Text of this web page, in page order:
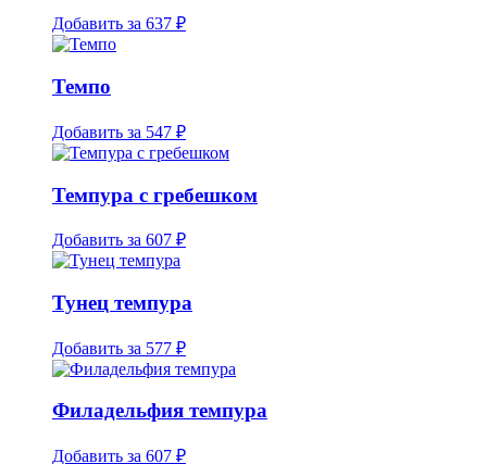
Добавить за 637 ₽
Темпо
Добавить за 547 ₽
Темпура с гребешком
Добавить за 607 ₽
Тунец темпура
Добавить за 577 ₽
Филадельфия темпура
Добавить за 607 ₽